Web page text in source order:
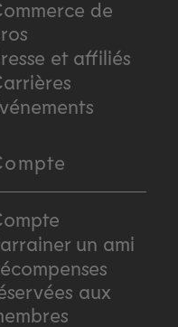
de
et affiliés
un ami
aux